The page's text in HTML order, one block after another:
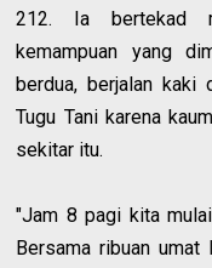
212. Ia bertekad
kemampuan yang
berdua, berjalan kaki
Tugu Tani karena
sekitar itu.
"Jam 8 pagi kita mulai
Bersama ribuan